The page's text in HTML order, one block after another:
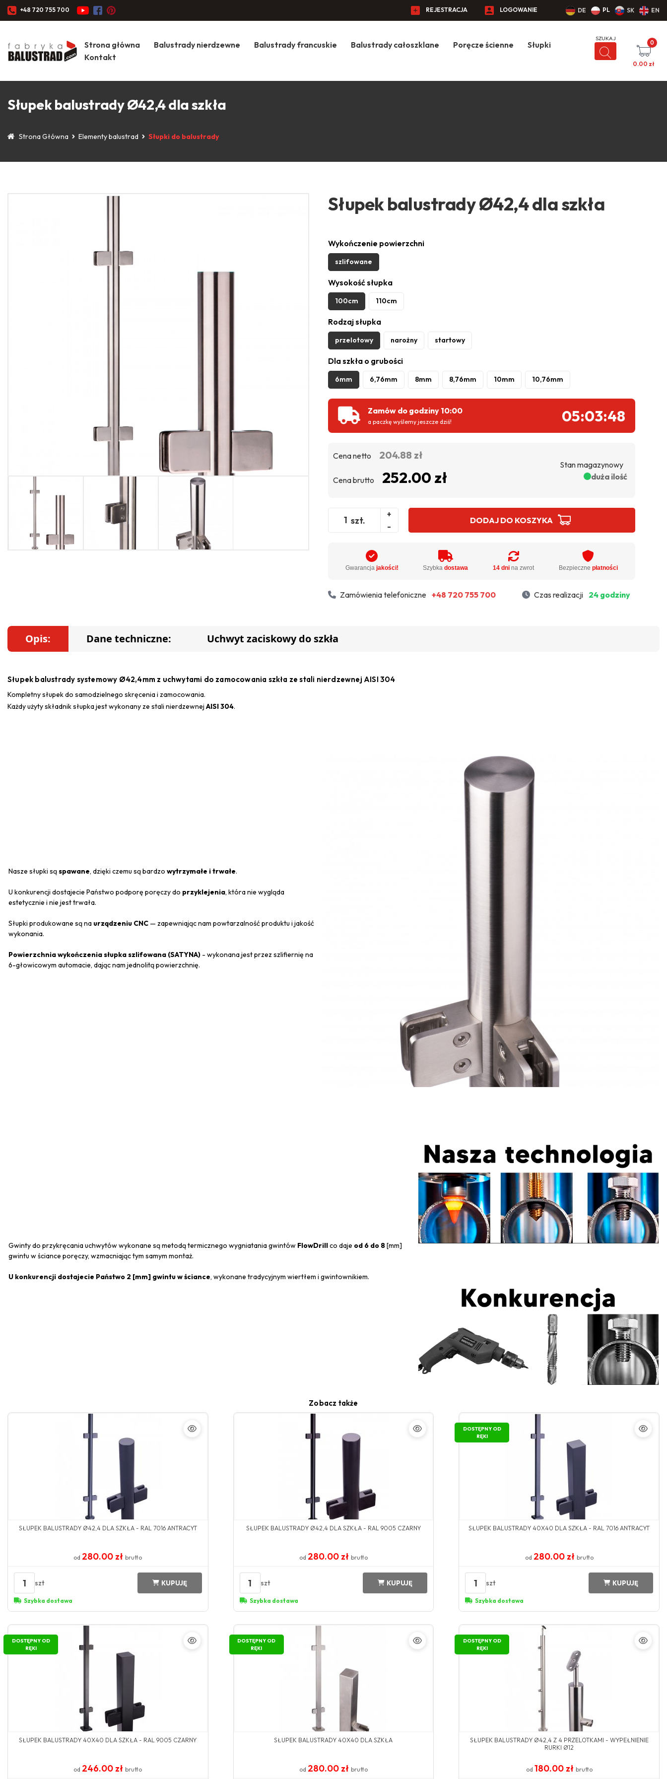
+48 720 755 700 REJESTRACJA LOGOWANIE DE PL SK EN
Strona główna Balustrady nierdzewne Balustrady francuskie Balustrady całoszklane Poręcze ścienne
Słupki
Kontakt
0
0.00 zł
Słupek balustrady Ø42,4 dla szkła
Strona Główna Elementy balustrad Słupki do balustrady
Słupek balustrady Ø42,4 dla szkła
Wykończenie powierzchni
szlifowane
Wysokość słupka
100cm 110cm
Rodzaj słupka
przelotowy narożny startowy
Dla szkła o grubości
6mm 6,76mm 8mm 8,76mm 10mm 10,76mm
Zamów do godziny 10:00
a paczkę wyślemy jeszcze dziś! 05:03:47
Cena netto 204.88 zł
Cena brutto 252.00 zł
Stan magazynowy
duża ilość
szt.
+
-
DODAJ DO KOSZYKA
Gwarancja jakości! Szybkadostawa 14 dni na zwrot Bezpieczne płatności
Zamówienia telefoniczne +48 720 755 700 Czas realizacji 24 godziny
Opis: Dane techniczne: Uchwyt zaciskowy do szkła
Słupek balustrady systemowy Ø42,4mm z uchwytami do zamocowania szkła ze stali nierdzewnej AISI 304
Kompletny słupek do samodzielnego skręcenia i zamocowania.
Każdy użyty składnik słupka jest wykonany ze stali nierdzewnej AISI 304.
Nasze słupki sąspawane, dzięki czemu są bardzo wytrzymałe i trwałe.
U konkurencji dostajecie Państwo podporę poręczy do przyklejenia, która nie wygląda
estetycznie i nie jest trwała.
Słupki produkowane są na urządzeniu CNC — zapewniając nam powtarzalność produktu i jakość
wykonania.
Powierzchnia wykończenia słupka szlifowana (SATYNA) - wykonana jest przez szlifiernię na
6-głowicowym automacie, dając nam jednolitą powierzchnię.
Gwinty do przykręcania uchwytów wykonane są metodą termicznego wygniatania gwintów FlowDrillco daje od 6 do 8[mm]
gwintu w ściance poręczy, wzmacniając tym samym montaż.
U konkurencji dostajecie Państwo 2 [mm] gwintu w ściance, wykonane tradycyjnym wiertłem i gwintownikiem.
Zobacz także
SŁUPEK BALUSTRADY Ø42,4 DLA SZKŁA - RAL 7016 ANTRACYT
od 280.00 złbrutto
1 szt KUPUJĘ
Szybka dostawa
SŁUPEK BALUSTRADY Ø42,4 DLA SZKŁA - RAL 9005 CZARNY
od 280.00 zł brutto
1 szt KUPUJĘ
Szybka dostawa
DOSTĘPNY OD
RĘKI
SŁUPEK BALUSTRADY 40X40 DLA SZKŁA - RAL 7016 ANTRACYT
od 280.00 zł brutto
1 szt KUPUJĘ
Szybka dostawa
DOSTĘPNY OD
RĘKI
SŁUPEK BALUSTRADY 40X40 DLA SZKŁA - RAL 9005 CZARNY
od 246.00 złbrutto
DOSTĘPNY OD
RĘKI
SŁUPEK BALUSTRADY 40X40 DLA SZKŁA
od 280.00 zł brutto
DOSTĘPNY OD
RĘKI
SŁUPEK BALUSTRADY Ø42,4 Z 4 PRZELOTKAMI - WYPEŁNIENIE
RURKI Ø12
od 180.00 zł brutto